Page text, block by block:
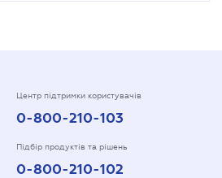
Центр підтримки користувачів
0-800-210-103
Підбір продуктів та рішень
0-800-210-102